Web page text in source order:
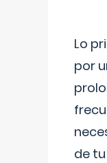
Lo
por
de